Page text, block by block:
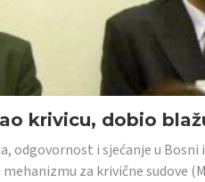
krivicu, dobio
odgovornost i sjećanje u
za krivične sudove